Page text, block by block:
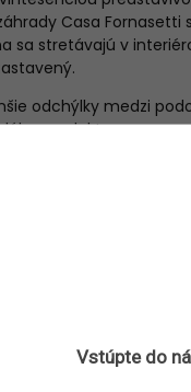
Casa
sa stretávajú v
odchýlky medzi
produktu.
parametre
produktu
Vstúpte do